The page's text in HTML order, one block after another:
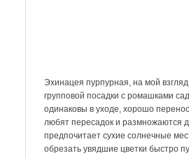
Эхинацея пурпурная, на мой
групповой посадки с ромашками
одинаковы в уходе, хорошо
любят пересадок и размножаются
предпочитает сухие солнечные
обрезать увядшие цветки быстро